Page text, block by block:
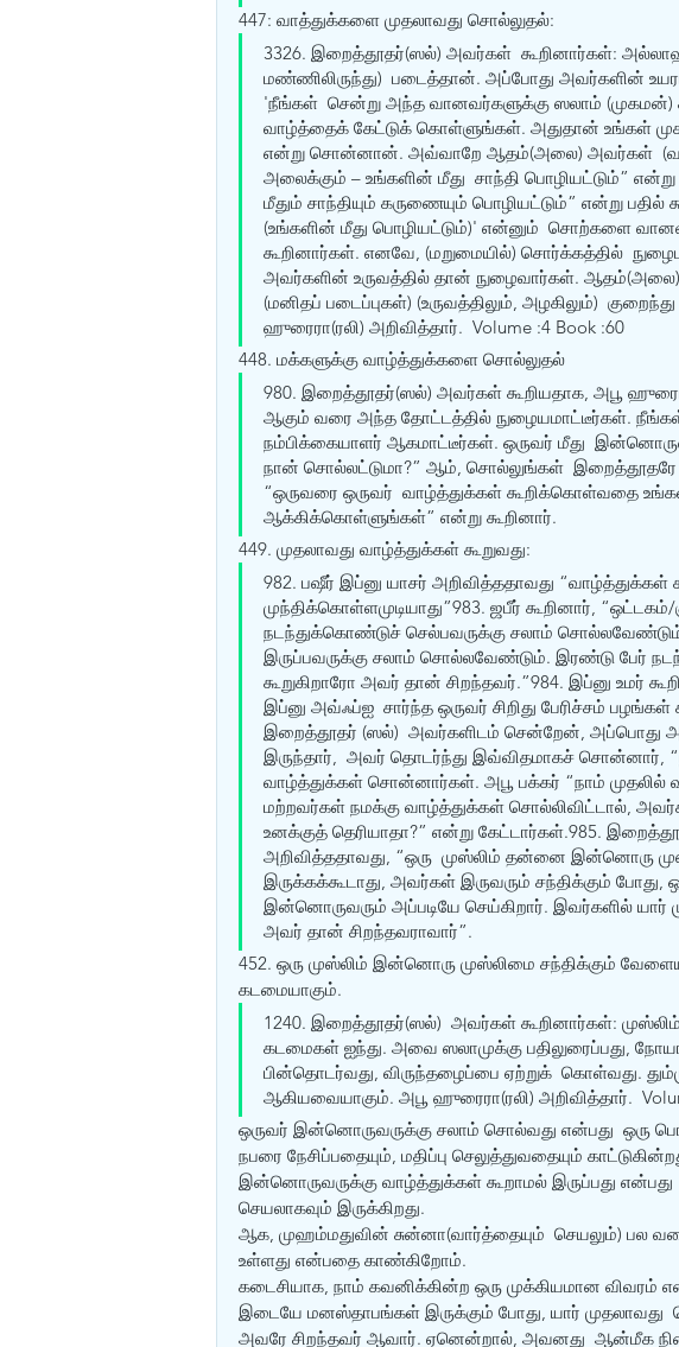
447: வாத்துக்களை முதலாவது சொல்லுதல்:
3326. இறைத்தூதர்(ஸல்) அவர்கள்  கூறினார்கள்:
மண்ணிலிருந்து)  படைத்தான். அப்போது அவர்களின்
'நீங்கள்  சென்று அந்த வானவர்களுக்கு ஸலாம் (முகமன்)
வாழ்த்தைக் கேட்டுக் கொள்ளுங்கள். அதுதான் உங்கள்
என்று சொன்னான். அவ்வாறே ஆதம்(அலை) அவர்கள்
அலைக்கும் – உங்களின் மீது  சாந்தி பொழியட்டும்”
மீதும் சாந்தியும் கருணையும் பொழியட்டும்” என்று
(உங்களின் மீது பொழியட்டும்)' என்னும்  சொற்களை
கூறினார்கள். எனவே, (மறுமையில்) சொர்க்கத்தில்
அவர்களின் உருவத்தில் தான் நுழைவார்கள். ஆதம்(அலை)
(மனிதப் படைப்புகள்) (உருவத்திலும், அழகிலும்)
ஹுரைரா(ரலி) அறிவித்தார்.  Volume :4 Book :60
448. மக்களுக்கு வாழ்த்துக்களை சொல்லுதல்
980. இறைத்தூதர்(ஸல்) அவர்கள் கூறியதாக, அபூ
ஆகும் வரை அந்த தோட்டத்தில் நுழையமாட்டீர்கள்.
நம்பிக்கையாளர் ஆகமாட்டீர்கள். ஒருவர் மீது
நான் சொல்லட்டுமா?” ஆம், சொல்லுங்கள்  இறைத்தூதரே
“ஒருவரை ஒருவர்  வாழ்த்துக்கள் கூறிக்கொள்வதை
ஆக்கிக்கொள்ளுங்கள்” என்று கூறினார்.
449. முதலாவது வாழ்த்துக்கள் கூறுவது:
982. பஷீர் இப்னு யாசர் அறிவித்ததாவது “வாழ்த்துக்கள்
முந்திக்கொள்ளமுடியாது”983. ஜபீர் கூறினார்,
நடந்துக்கொண்டுச் செல்பவருக்கு சலாம்
இருப்பவருக்கு சலாம் சொல்லவேண்டும். இரண்டு பேர்
கூறுகிறாரோ அவர் தான் சிறந்தவர்.”984. இப்னு உமர்
இப்னு அவ்ஃப்ஐ  சார்ந்த ஒருவர் சிறிது பேரிச்சம்
இறைத்தூதர் (ஸல்)  அவர்களிடம் சென்றேன், அப்பொது
இருந்தார்,  அவர் தொடர்ந்து இவ்விதமாகச் சொன்னார்,
வாழ்த்துக்கள் சொன்னார்கள். அபூ பக்கர் “நாம் முதலில்
மற்றவர்கள் நமக்கு வாழ்த்துக்கள் சொல்லிவிட்டால்,
உனக்குத் தெரியாதா?” என்று கேட்டார்கள்.985.
அறிவித்ததாவது, “ஒரு  முஸ்லிம் தன்னை இன்னொரு
இருக்கக்கூடாது, அவர்கள் இருவரும் சந்திக்கும் போது,
இன்னொருவரும் அப்படியே செய்கிறார். இவர்களில் யார்
அவர் தான் சிறந்தவராவார்”.
452. ஒரு முஸ்லிம் இன்னொரு முஸ்லிமை சந்திக்கும்
கடமையாகும்.
1240. இறைத்தூதர்(ஸல்)  அவர்கள் கூறினார்கள்:
கடமைகள் ஐந்து. அவை ஸலாமுக்கு பதிலுரைப்பது,
பின்தொடர்வது, விருந்தழைப்பை ஏற்றுக்  கொள்வது.
ஆகியவையாகும். அபூ ஹுரைரா(ரலி) அறிவித்தார்.
ஒருவர் இன்னொருவருக்கு சலாம் சொல்வது என்பது  ஒரு
நபரை நேசிப்பதையும், மதிப்பு செலுத்துவதையும்
இன்னொருவருக்கு வாழ்த்துக்கள் கூறாமல் இருப்பது என்பது
செயலாகவும் இருக்கிறது.
ஆக, முஹம்மதுவின் சுன்னா(வார்த்தையும்  செயலும்) பல
உள்ளது என்பதை காண்கிறோம்.
கடைசியாக, நாம் கவனிக்கின்ற ஒரு முக்கியமான விவரம்
இடையே மனஸ்தாபங்கள் இருக்கும் போது, யார் முதலாவது
அவரே சிறந்தவர் ஆவார். ஏனென்றால், அவனது  ஆன்மீக